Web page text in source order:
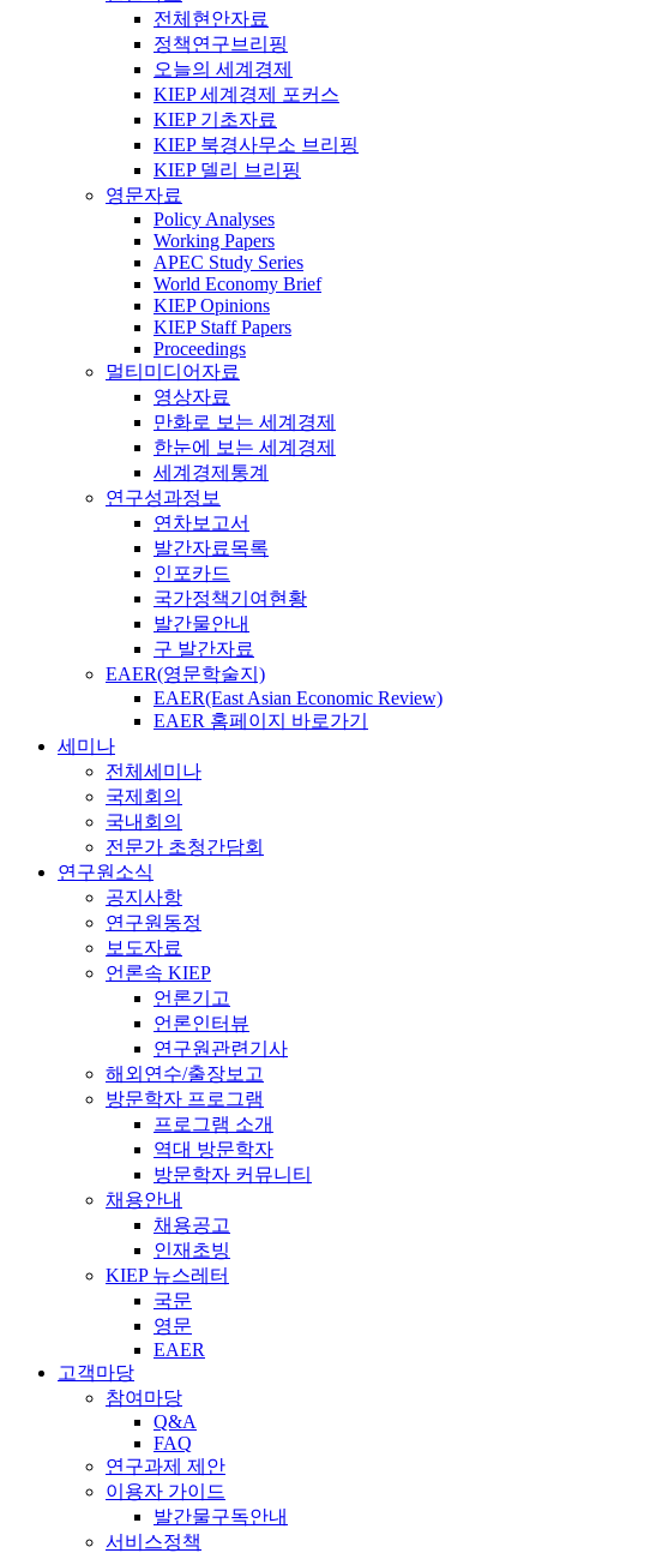
전체현안자료
정책연구브리핑
오늘의 세계경제
KIEP 세계경제 포커스
KIEP 기초자료
KIEP 북경사무소 브리핑
KIEP 델리 브리핑
영문자료
Policy Analyses
Working Papers
APEC Study Series
World Economy Brief
KIEP Opinions
KIEP Staff Papers
Proceedings
멀티미디어자료
영상자료
만화로 보는 세계경제
한눈에 보는 세계경제
세계경제통계
연구성과정보
연차보고서
발간자료목록
인포카드
국가정책기여현황
발간물안내
구 발간자료
EAER(영문학술지)
EAER(East Asian Economic Review)
EAER 홈페이지 바로가기
세미나
전체세미나
국제회의
국내회의
전문가 초청간담회
연구원소식
공지사항
연구원동정
보도자료
언론속 KIEP
언론기고
언론인터뷰
연구원관련기사
해외연수/출장보고
방문학자 프로그램
프로그램 소개
역대 방문학자
방문학자 커뮤니티
채용안내
채용공고
인재초빙
KIEP 뉴스레터
국문
영문
EAER
고객마당
참여마당
Q&A
FAQ
연구과제 제안
이용자 가이드
발간물구독안내
서비스정책